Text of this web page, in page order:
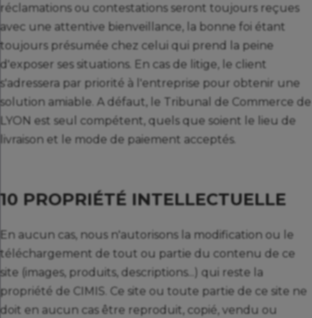
réclamations ou contestations seront toujours reçues
avec une attentive bienveillance, la bonne foi étant
toujours présumée chez celui qui prend la peine
d'exposer ses situations. En cas de litige, le client
s'adressera par priorité à l'entreprise pour obtenir une
solution amiable. A défaut, le Tribunal de Commerce de
LYON est seul compétent, quels que soient le lieu de
livraison et le mode de paiement acceptés.
10 PROPRIÉTÉ INTELLECTUELLE
En aucun cas, nous n'autorisons la modification ou le
téléchargement de tout ou partie du contenu de ce
site (images, produits, descriptions...) qui reste la
propriété de CIMIS. Ce site ou toute partie de ce site ne
doit en aucun cas être reproduit, copié, vendu ou